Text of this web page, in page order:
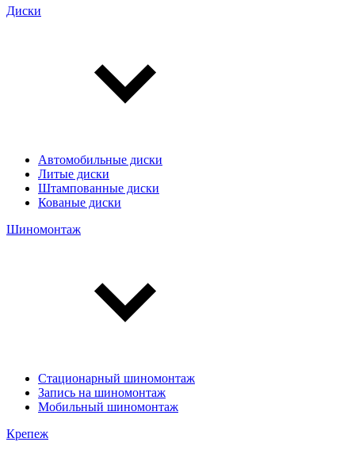
Диски
Автомобильные диски
Литые диски
Штампованные диски
Кованые диски
Шиномонтаж
Стационарный шиномонтаж
Запись на шиномонтаж
Мобильный шиномонтаж
Крепеж